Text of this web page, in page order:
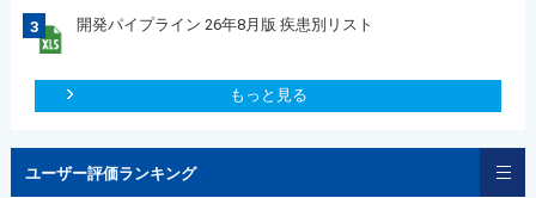
3 開発パイプライン 26年8月版 疾患別リスト
もっと見る
ユーザー評価ランキング